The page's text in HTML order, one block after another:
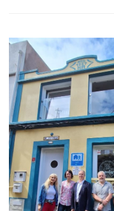
CARRERO,
VISITOU
SERFIS
ASESORES
CAMPAÑA
DE
APOIO
AOS
NOVOS
ESTABLECEMENTOS
DA
GUARDA